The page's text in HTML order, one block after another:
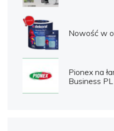
Nowość w
Pionex na
Business PL